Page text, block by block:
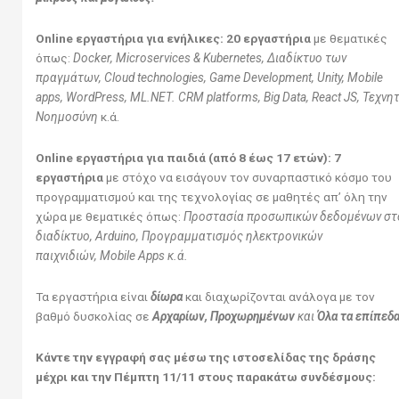
Online εργαστήρια για ενήλικες: 20 εργαστήριαμε θεματικές
όπως: Docker, Microservices &Kubernetes, Διαδίκτυο των
πραγμάτων, Cloud technologies, Game Development, Unity, Μobile
apps, WordPress, ML NET. CRM platforms, Big Data, React JS,
Νοημοσύνη κ.ά.
Online εργαστήρια για παιδιά (από 8 έως 17 ετών): 7
εργαστήριαμε στόχο να εισάγουν τον συναρπαστικό κόσμο του
προγραμματισμού και της τεχνολογίας σε μαθητές απ’ όλη την
χώρα με θεματικές όπως: Προστασία προσωπικών δεδομένων
διαδίκτυο, Arduino, Προγραμματισμός ηλεκτρονικών
παιχνιδιών, Mobile Apps κ.ά.
Τα εργαστήρια είναι δίωρακαι διαχωρίζονται ανάλογα με τον
βαθμό δυσκολίας σε Αρχαρίων, Προχωρημένωνκαι Όλα τα
Κάντε την εγγραφή σας μέσω της ιστοσελίδας της δράσης
μέχρι και την Πέμπτη 11/11 στους παρακάτω συνδέσμους: